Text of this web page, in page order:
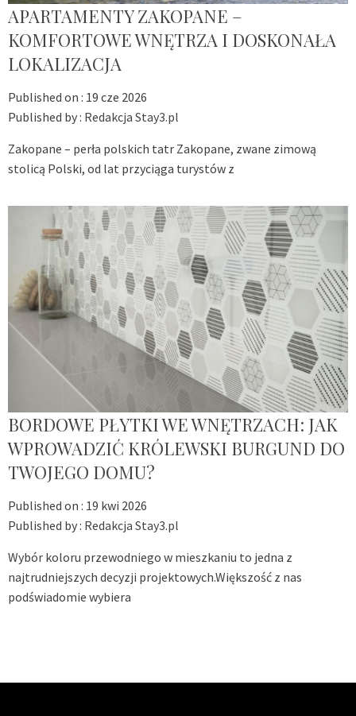
APARTAMENTY ZAKOPANE –
KOMFORTOWE WNĘTRZA I DOSKONAŁA
LOKALIZACJA
Published on : 19 cze 2026
Published by : Redakcja Stay3.pl
Zakopane – perła polskich tatr Zakopane, zwane zimową
stolicą Polski, od lat przyciąga turystów z
BORDOWE PŁYTKI WE WNĘTRZACH: JAK
WPROWADZIĆ KRÓLEWSKI BURGUND DO
TWOJEGO DOMU?
Published on : 19 kwi 2026
Published by : Redakcja Stay3.pl
Wybór koloru przewodniego w mieszkaniu to jedna z
najtrudniejszych decyzji projektowych.Większość z nas
podświadomie wybiera